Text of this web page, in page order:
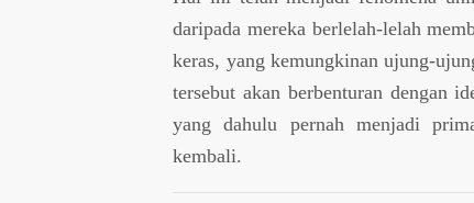
daripada mereka berlelah-lelah
keras, yang kemungkinan ujung-
tersebut akan berbenturan dengan
yang dahulu pernah menjadi
kembali.